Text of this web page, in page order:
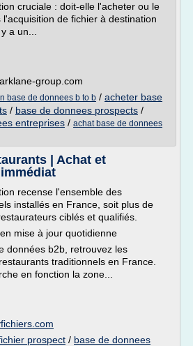
cruciale : doit-elle l'acheter ou le
de fichier à destination
a un...
group.com
base de donnees b to b / acheter base
/ base de donnees prospects /
entreprises / achat base de donnees
| Achat et
recense l'ensemble des
installés en France, soit plus de
ciblés et qualifiés.
mise à jour quotidienne
données b2b, retrouvez les
traditionnels en France.
en fonction la zone...
prospect / base de donnees